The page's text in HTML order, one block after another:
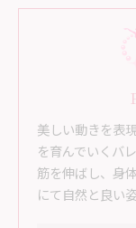
美しい動きを表
を育んでいくバ
筋を伸ばし、身
にて自然と良い